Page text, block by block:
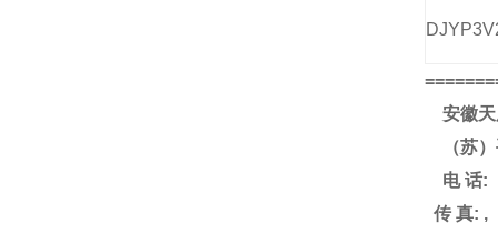
安徽
（苏
电 话:
传 真: ,